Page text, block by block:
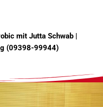
mit Jutta Schwab |
(09398-99944)